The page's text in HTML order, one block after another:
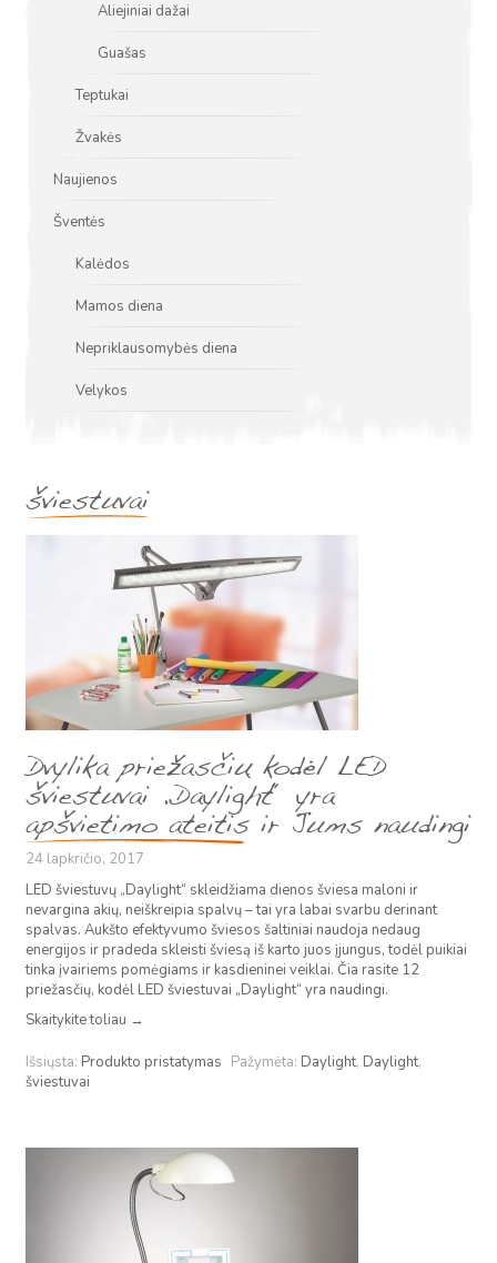
Aliejiniai dažai
Guašas
Teptukai
Žvakės
Naujienos
Šventės
Kalėdos
Mamos diena
Nepriklausomybės diena
Velykos
šviestuvai
Dvylika priežasčių kodėl LED
šviestuvai „Daylight“ yra
apšvietimo ateitis ir Jums naudingi
24 lapkričio, 2017
LED šviestuvų „Daylight“ skleidžiama dienos šviesa maloni ir
nevargina akių, neiškreipia spalvų – tai yra labai svarbu derinant
spalvas. Aukšto efektyvumo šviesos šaltiniai naudoja nedaug
energijos ir pradeda skleisti šviesą iš karto juos įjungus, todėl puikiai
tinka įvairiems pomėgiams ir kasdieninei veiklai. Čia rasite 12
priežasčių, kodėl LED šviestuvai „Daylight“ yra naudingi.
Skaitykite toliau →
Išsiųsta: Produkto pristatymas Pažymėta: Daylight, Daylight,
šviestuvai